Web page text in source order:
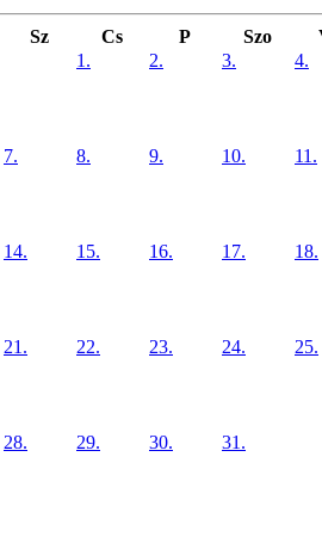
Sz Cs P Szo
1. 2. 3. 4.
7. 8. 9. 10. 11.
14. 15. 16. 17. 18.
21. 22. 23. 24. 25.
28. 29. 30. 31.